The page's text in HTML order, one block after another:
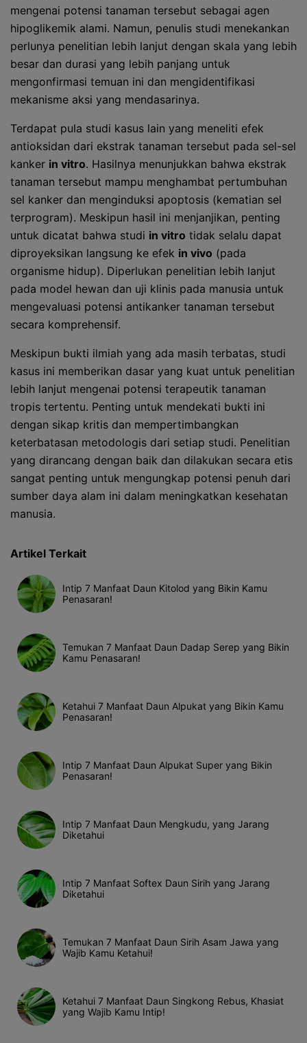
mengenai potensi tanaman tersebut sebagai agen
hipoglikemik alami. Namun, penulis studi menekankan
perlunya penelitian lebih lanjut dengan skala yang lebih
besar dan durasi yang lebih panjang untuk
mengonfirmasi temuan ini dan mengidentifikasi
mekanisme aksi yang mendasarinya.
Terdapat pula studi kasus lain yang meneliti efek
antioksidan dari ekstrak tanaman tersebut pada sel-sel
kanker in vitro. Hasilnya menunjukkan bahwa ekstrak
tanaman tersebut mampu menghambat pertumbuhan
sel kanker dan menginduksi apoptosis (kematian sel
terprogram). Meskipun hasil ini menjanjikan, penting
untuk dicatat bahwa studi in vitro tidak selalu dapat
diproyeksikan langsung ke efek in vivo (pada
organisme hidup). Diperlukan penelitian lebih lanjut
pada model hewan dan uji klinis pada manusia untuk
mengevaluasi potensi antikanker tanaman tersebut
secara komprehensif.
Meskipun bukti ilmiah yang ada masih terbatas, studi
kasus ini memberikan dasar yang kuat untuk penelitian
lebih lanjut mengenai potensi terapeutik tanaman
tropis tertentu. Penting untuk mendekati bukti ini
dengan sikap kritis dan mempertimbangkan
keterbatasan metodologis dari setiap studi. Penelitian
yang dirancang dengan baik dan dilakukan secara etis
sangat penting untuk mengungkap potensi penuh dari
sumber daya alam ini dalam meningkatkan kesehatan
manusia.
Artikel Terkait
Intip 7 Manfaat Daun Kitolod yang Bikin Kamu
Penasaran!
Temukan 7 Manfaat Daun Dadap Serep yang Bikin
Kamu Penasaran!
Ketahui 7 Manfaat Daun Alpukat yang Bikin Kamu
Penasaran!
Intip 7 Manfaat Daun Alpukat Super yang Bikin
Penasaran!
Intip 7 Manfaat Daun Mengkudu, yang Jarang
Diketahui
Intip 7 Manfaat Softex Daun Sirih yang Jarang
Diketahui
Temukan 7 Manfaat Daun Sirih Asam Jawa yang
Wajib Kamu Ketahui!
Ketahui 7 Manfaat Daun Singkong Rebus, Khasiat
yang Wajib Kamu Intip!